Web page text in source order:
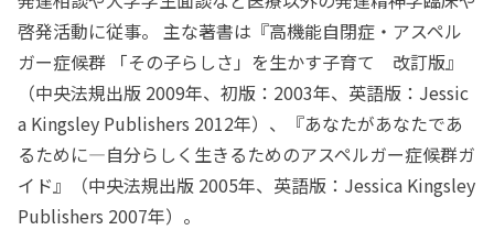
啓発活動に従事。 主な著書は『高機能自閉症・アスペル
ガー症候群 「その子らしさ」を生かす子育て 改訂版』
（中央法規出版 2009年、初版：2003年、英語版：Jessic
a Kingsley Publishers 2012年）、『あなたがあなたであ
るために―自分らしく生きるためのアスペルガー症候群ガ
イド』（中央法規出版 2005年、英語版：Jessica Kingsley
Publishers 2007年）。